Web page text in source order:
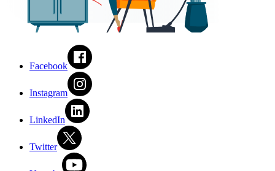
Facebook
Instagram
LinkedIn
Twitter